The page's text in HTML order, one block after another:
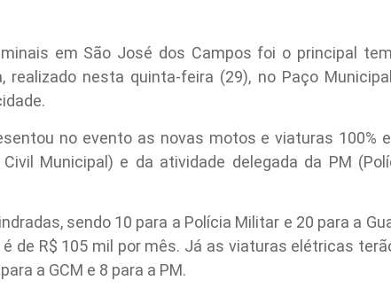
em São José dos Campos foi o principal
realizado nesta quinta-feira (29), no Paço
no evento as novas motos e viaturas 100%
Civil Municipal) e da atividade delegada da PM
sendo 10 para a Polícia Militar e 20 para a
de R$ 105 mil por mês. Já as viaturas elétricas
a GCM e 8 para a PM.